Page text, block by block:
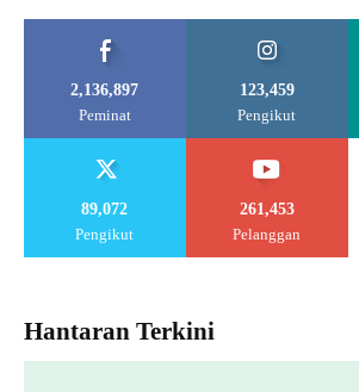
2,136,897
Peminat
123,459
Pengikut
89,072
Pengikut
261,453
Pelanggan
Hantaran Terkini